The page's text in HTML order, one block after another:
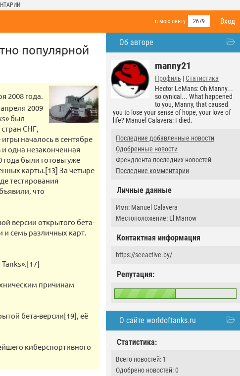
Вход
в мою ленту 2679
Об авторе
manny21
Профиль | Статистика
Hector LeMans: Oh Manny...
so cynical... What happened
to you, Manny, that caused
you to lose your sense of hope, your love of
life? Manuel Calavera: I died.
Последние добавленные новости
Одобренные новости
Френдлента последних новостей
Последние комментарии
Личные данные
Имя: Manuel Calavera
Местоположение: El Marrow
Контактная информация
https://seeactive.by/
Репутация:
О сайте worldoftanks.ru
Статистика:
Всего новостей: 1
Одобрено новостей: 0
популярной
2008 года.
2009
был
СНГ,
началось в сентябре
одна незаконченная
года были готовы уже
карты.[13] За четыре
тестирования
что
версии открытого бета-
семь различных карт.
причинам
бета-версии[19], её
киберспортивного